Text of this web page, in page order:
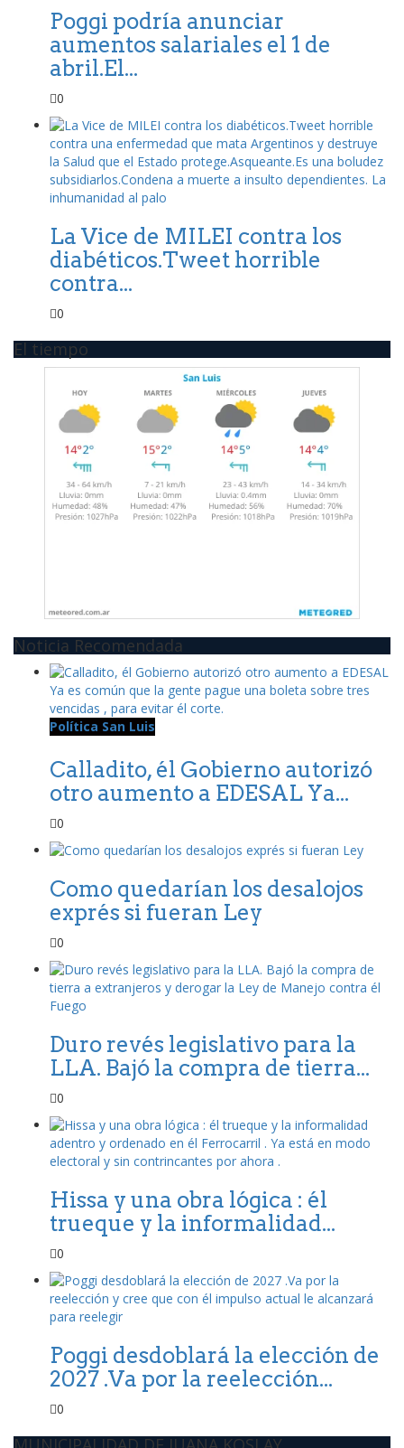
Poggi podría anunciar
aumentos salariales el 1 de
abril.El...
0
La Vice de MILEI contra los
diabéticos.Tweet horrible
contra...
0
El tiempo
Noticia Recomendada
Política San Luis
Calladito, él Gobierno autorizó
otro aumento a EDESAL Ya...
0
Como quedarían los desalojos
exprés si fueran Ley
0
Duro revés legislativo para la
LLA. Bajó la compra de tierra...
0
Hissa y una obra lógica : él
trueque y la informalidad...
0
Poggi desdoblará la elección de
2027 .Va por la reelección...
0